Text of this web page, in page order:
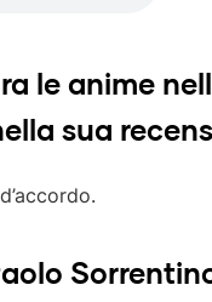
le anime
sua